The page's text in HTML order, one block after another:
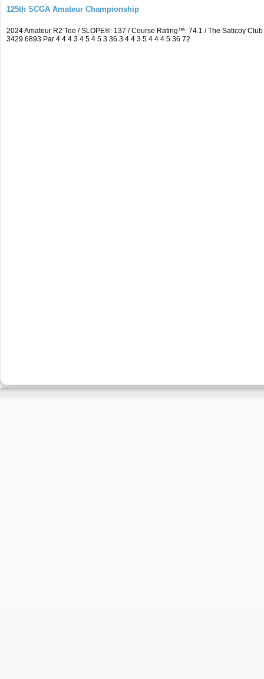
125th SCGA Amateur Championship
2024 Amateur R2 Tee / SLOPE®: 137 / Course Rating™: 74.1 / The Saticoy
3429 6893 Par 4 4 4 3 4 5 4 5 3 36 3 4 4 3 5 4 4 4 5 36 72